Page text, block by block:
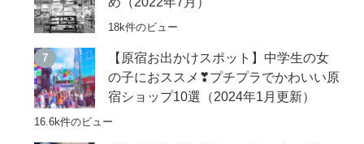
18k件のビュー
【原宿お出かけスポット】中学生の女
の子におススメ❣プチプラでかわいい原
宿ショップ10選（2024年1月更新）
16.6k件のビュー